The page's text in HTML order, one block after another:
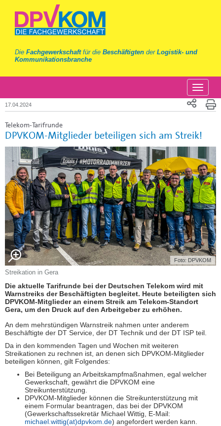
Die Fachgewerkschaftfür die Beschäftigten der Logistik- und
Kommunikationsbranche
17.04.2024
Telekom-Tarifrunde
DPVKOM-Mitglieder beteiligen sich am Streik!
Foto: DPVKOM
Streikation in Gera
Die aktuelle Tarifrunde bei der Deutschen Telekom wird mit
Warnstreiks der Beschäftigten begleitet. Heute beteiligten sich
DPVKOM-Mitglieder an einem Streik am Telekom-Standort
Gera, um den Druck auf den Arbeitgeber zu erhöhen.
An dem mehrstündigen Warnstreik nahmen unter anderem
Beschäftigte der DT Service, der DT Technik und der DT ISP teil.
Da in den kommenden Tagen und Wochen mit weiteren
Streikationen zu rechnen ist, an denen sich DPVKOM-Mitglieder
beteiligen können, gilt Folgendes:
Bei Beteiligung an Arbeitskampfmaßnahmen, egal welcher
Gewerkschaft, gewährt die DPVKOM eine
Streikunterstützung.
DPVKOM-Mitglieder können die Streikunterstützung mit
einem Formular beantragen, das bei der DPVKOM
(Gewerkschaftssekretär Michael Wittig, E-Mail:
michael.wittig(at)dpvkom.de) angefordert werden kann.